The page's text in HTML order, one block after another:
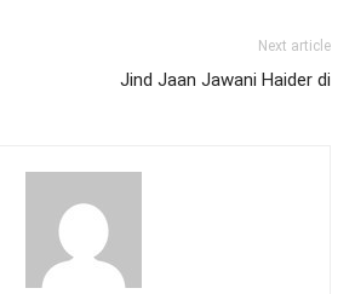
Next article
Jind Jaan Jawani Haider di